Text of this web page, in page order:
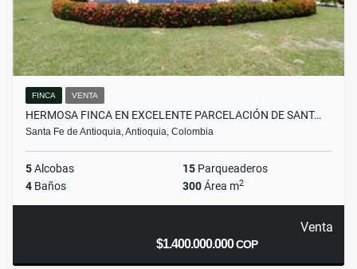
FINCA VENTA
HERMOSA FINCA EN EXCELENTE PARCELACIÓN DE SANT…
Santa Fe de Antioquia, Antioquia, Colombia
5Alcobas 15 Parqueaderos
4 Baños 300Área m2
Venta
$1.400.000.000COP